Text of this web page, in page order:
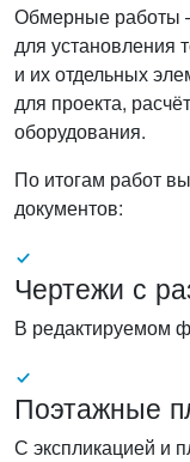
Обмерные работы
для установления
и их отдельных
для проекта,
оборудования.
По итогам работ
документов:
Чертежи с
В редактируемом
Поэтажные
С экспликацией и